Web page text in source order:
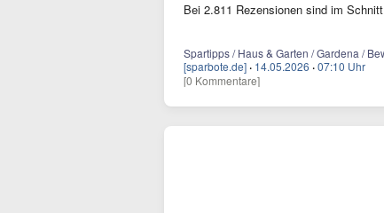
Bei 2.811 Rezensionen sind im
Spartipps / Haus & Garten / Gardena /
[sparbote.de] · 14.05.2026 ·07:10 Uhr
[0 Kommentare]